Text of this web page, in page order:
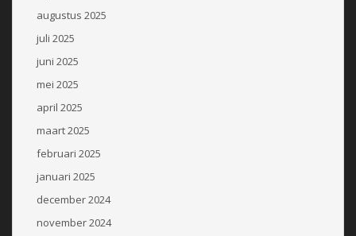
augustus 2025
juli 2025
juni 2025
mei 2025
april 2025
maart 2025
februari 2025
januari 2025
december 2024
november 2024